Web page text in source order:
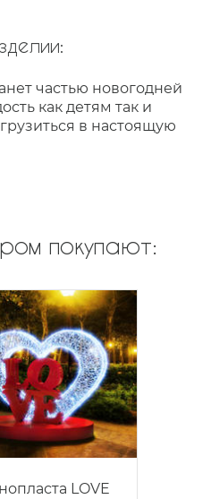
частью новогодней
как детям так и
в настоящую
покупают:
LOVE